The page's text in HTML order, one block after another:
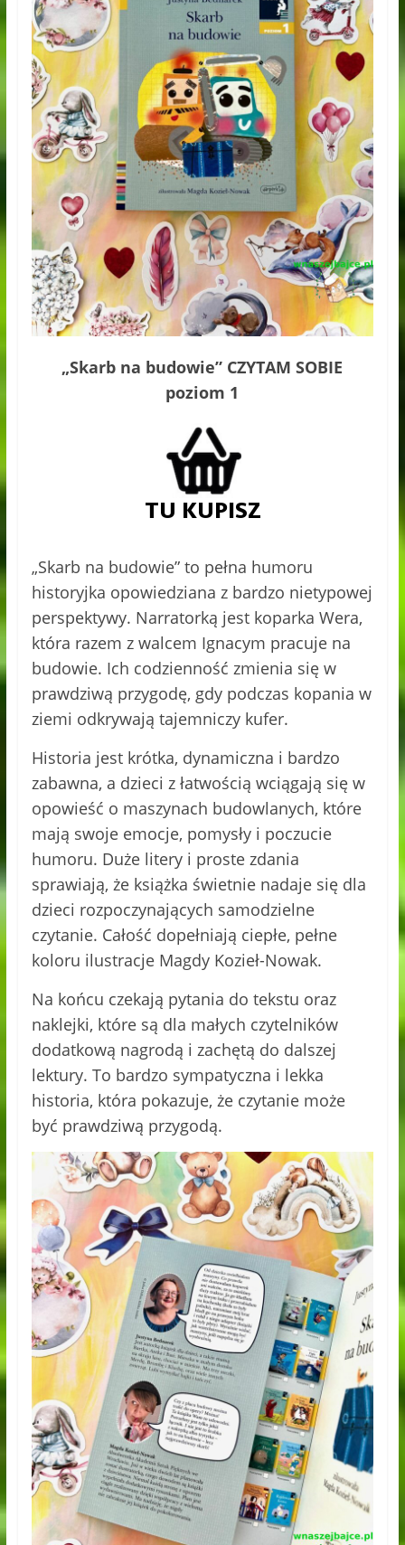
„Skarb na budowie” CZYTAM SOBIE
poziom 1
„Skarb na budowie” to pełna humoru
historyjka opowiedziana z bardzo nietypowej
perspektywy. Narratorką jest koparka Wera,
która razem z walcem Ignacym pracuje na
budowie. Ich codzienność zmienia się w
prawdziwą przygodę, gdy podczas kopania w
ziemi odkrywają tajemniczy kufer.
Historia jest krótka, dynamiczna i bardzo
zabawna, a dzieci z łatwością wciągają się w
opowieść o maszynach budowlanych, które
mają swoje emocje, pomysły i poczucie
humoru. Duże litery i proste zdania
sprawiają, że książka świetnie nadaje się dla
dzieci rozpoczynających samodzielne
czytanie. Całość dopełniają ciepłe, pełne
koloru ilustracje Magdy Kozieł-Nowak.
Na końcu czekają pytania do tekstu oraz
naklejki, które są dla małych czytelników
dodatkową nagrodą i zachętą do dalszej
lektury. To bardzo sympatyczna i lekka
historia, która pokazuje, że czytanie może
być prawdziwą przygodą.